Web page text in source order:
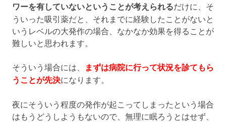
ワーを有していないということが考えられるだけに、そ
ういった吸引薬だと、それまでに経験したことがないと
いうレベルの大発作の場合、なかなか効果を得ることが
難しいと思われます。
そういう場合には、
まずは病院に行って状況を診てもら
うことが先決になります。
夜にそういう程度の発作が起こってしまったという場合
はもうどうしようもないので、無理に眠ろうとはせず、